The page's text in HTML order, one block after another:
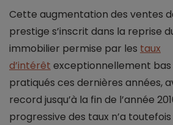
Cette augmentation des ventes
prestige s’inscrit dans la reprise
immobilier permise par les taux
d’intérêt exceptionnellement
pratiqués ces dernières années,
record jusqu’à la fin de l’année
progressive des taux n’a